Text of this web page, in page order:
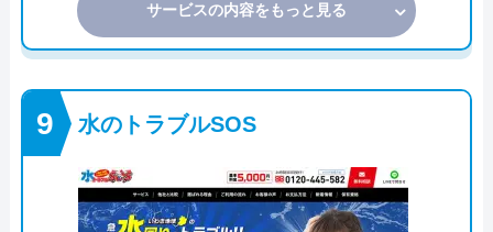
サービスの内容をもっと見る
水のトラブルSOS